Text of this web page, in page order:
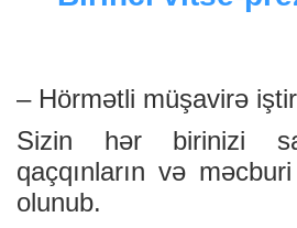
– Hörmətli müşavirə
Sizin hər birinizi
qaçqınların və
olunub.